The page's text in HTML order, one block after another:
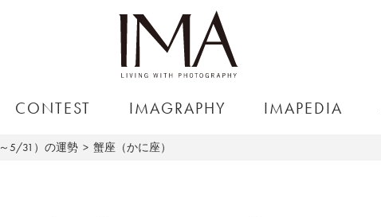
CONTEST IMAGRAPHY IMAPEDIA
5/31）の運勢 蟹座（かに座）